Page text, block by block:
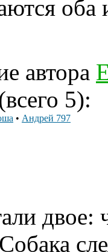
оба
автора
5):
• Андрей 797
двое: